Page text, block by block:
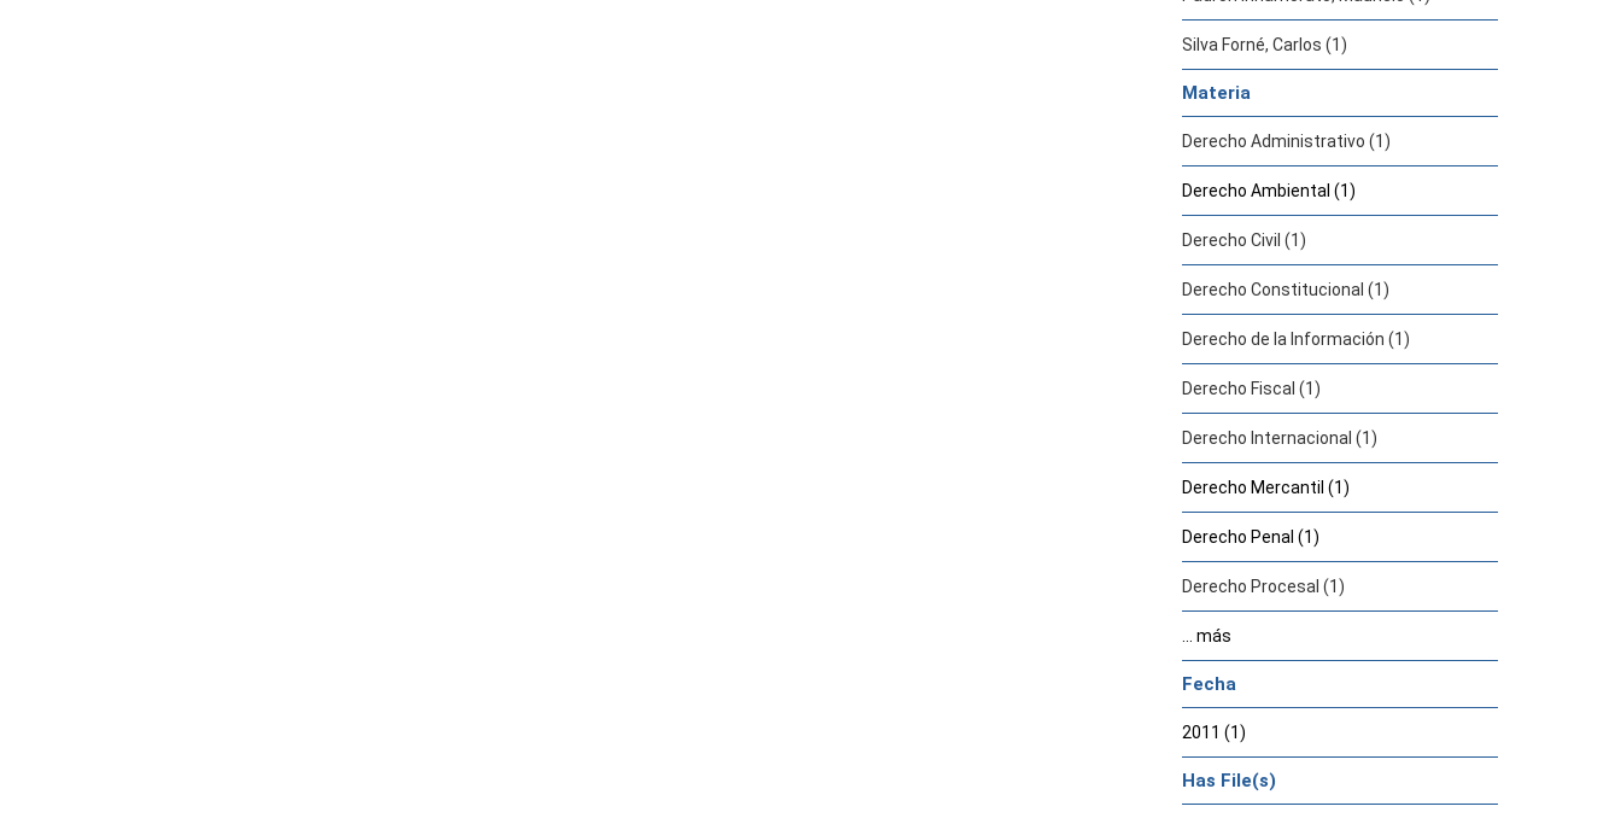
Silva Forné, Carlos (1)
Materia
Derecho Administrativo (1)
Derecho Ambiental (1)
Derecho Civil (1)
Derecho Constitucional (1)
Derecho de la Información (1)
Derecho Fiscal (1)
Derecho Internacional (1)
Derecho Mercantil (1)
Derecho Penal (1)
Derecho Procesal (1)
... más
Fecha
2011 (1)
Has File(s)